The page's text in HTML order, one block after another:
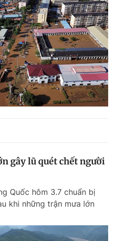
gây lũ quét chết người
Quốc hôm 3.7 chuẩn bị
khi những trận mưa lớn